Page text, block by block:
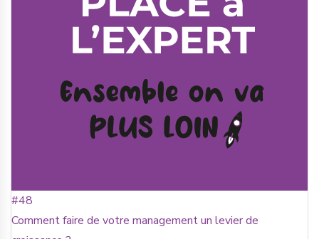
#48
Comment faire de votre management un levier de